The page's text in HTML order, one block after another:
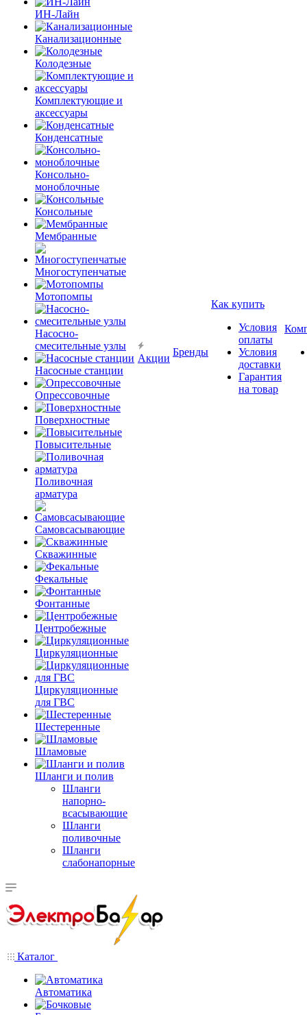
ИН-Лайн
Канализационные
Колодезные
Комплектующие и
аксессуары
Конденсатные
Консольно-
моноблочные
Консольные
Мембранные
Многоступенчатые
Мотопомпы
Насосно-
смесительные узлы
Насосные станции
Опрессовочные
Поверхностные
Повысительные
Поливочная
арматура
Самовсасывающие
Скважинные
Фекальные
Фонтанные
Центробежные
Циркуляционные
Циркуляционные
для ГВС
Шестеренные
Шламовые
Шланги и полив
Шланги
напорно-
всасывающие
Шланги
поливочные
Шланги
слабонапорные
Акции
Бренды
Как купить
Условия
оплаты
Условия
доставки
Гарантия
на товар
Каталог
Автоматика